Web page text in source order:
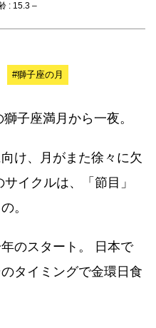
: 15.3 –
#獅子座の月
子座満月から一夜。
け、月がまた徐々に欠
イクルは、「節目」
。
のスタート。 日本で
タイミングで金環日食